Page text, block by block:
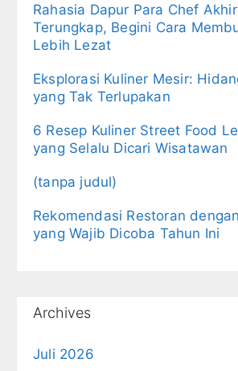
Rahasia Dapur Para Chef
Terungkap, Begini Cara
Lebih Lezat
Eksplorasi Kuliner Mesir:
yang Tak Terlupakan
6 Resep Kuliner Street Food
yang Selalu Dicari Wisatawan
(tanpa judul)
Rekomendasi Restoran
yang Wajib Dicoba Tahun Ini
Archives
Juli 2026